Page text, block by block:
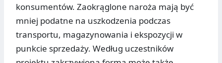
konsumentów. Zaokrąglone naroża mają być
mniej podatne na uszkodzenia podczas
transportu, magazynowania i ekspozycji w
punkcie sprzedaży. Według uczestników